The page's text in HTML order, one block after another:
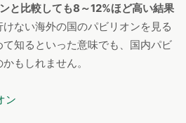
と比較しても8～12%ほど高い結果
ない海外の国のパビリオンを見る
知るといった意味でも、国内パビ
もしれません。
ン